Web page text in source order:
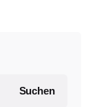
Suchen